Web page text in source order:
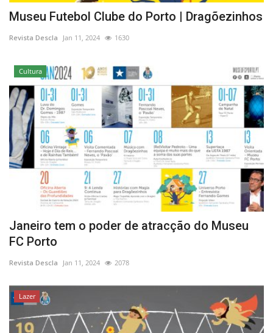
Museu Futebol Clube do Porto | Dragõezinhos
Revista Descla Jan 11, 2024 1630
Cultura
Janeiro tem o poder de atracção do Museu
FC Porto
Revista Descla Jan 11, 2024 2078
Lazer